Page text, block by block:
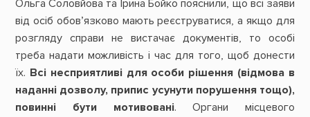
Ольга Соловйова та Ірина Бойко пояснили, що всі заяви
від осіб обов’язково мають реєструватися, а якщо для
розгляду справи не вистачає документів, то особі
треба надати можливість і час для того, щоб донести
їх. Всі несприятливі для особи рішення (відмова в
наданні дозволу, припис усунути порушення тощо),
повинні бути мотивовані. Органи місцевого